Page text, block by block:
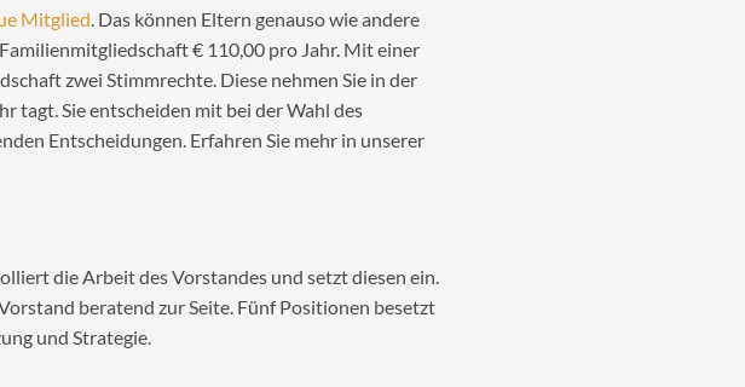
Mitglied. Das können Eltern genauso wie andere
€ 110,00 pro Jahr. Mit einer
zwei Stimmrechte. Diese nehmen Sie in der
tagt. Sie entscheiden mit bei der Wahl des
Entscheidungen. Erfahren Sie mehr in unserer
die Arbeit des Vorstandes und setzt diesen ein.
beratend zur Seite. Fünf Positionen besetzt
und Strategie.